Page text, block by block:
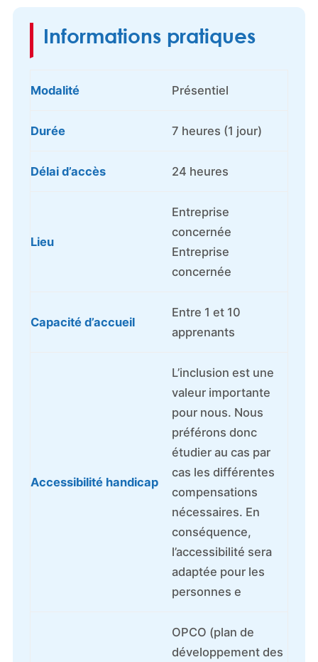
Informations pratiques
Modalité Présentiel
Durée 7 heures (1 jour)
Délai d’accès 24 heures
Lieu
Entreprise
concernée
Entreprise
concernée
Capacité d’accueil
Entre 1 et 10
apprenants
Accessibilité handicap
L’inclusion est une
valeur importante
pour nous. Nous
préférons donc
étudier au cas par
cas les différentes
compensations
nécessaires. En
conséquence,
l’accessibilité sera
adaptée pour les
personnes e
OPCO (plan de
développement des